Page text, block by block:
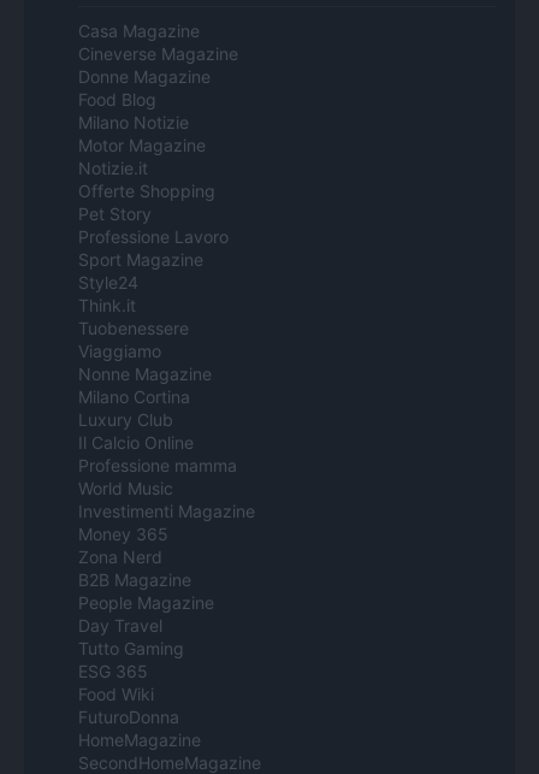
Casa Magazine
Cineverse Magazine
Donne Magazine
Food Blog
Milano Notizie
Motor Magazine
Notizie.it
Offerte Shopping
Pet Story
Professione Lavoro
Sport Magazine
Style24
Think.it
Tuobenessere
Viaggiamo
Nonne Magazine
Milano Cortina
Luxury Club
Il Calcio Online
Professione mamma
World Music
Investimenti Magazine
Money 365
Zona Nerd
B2B Magazine
People Magazine
Day Travel
Tutto Gaming
ESG 365
Food Wiki
FuturoDonna
HomeMagazine
SecondHomeMagazine